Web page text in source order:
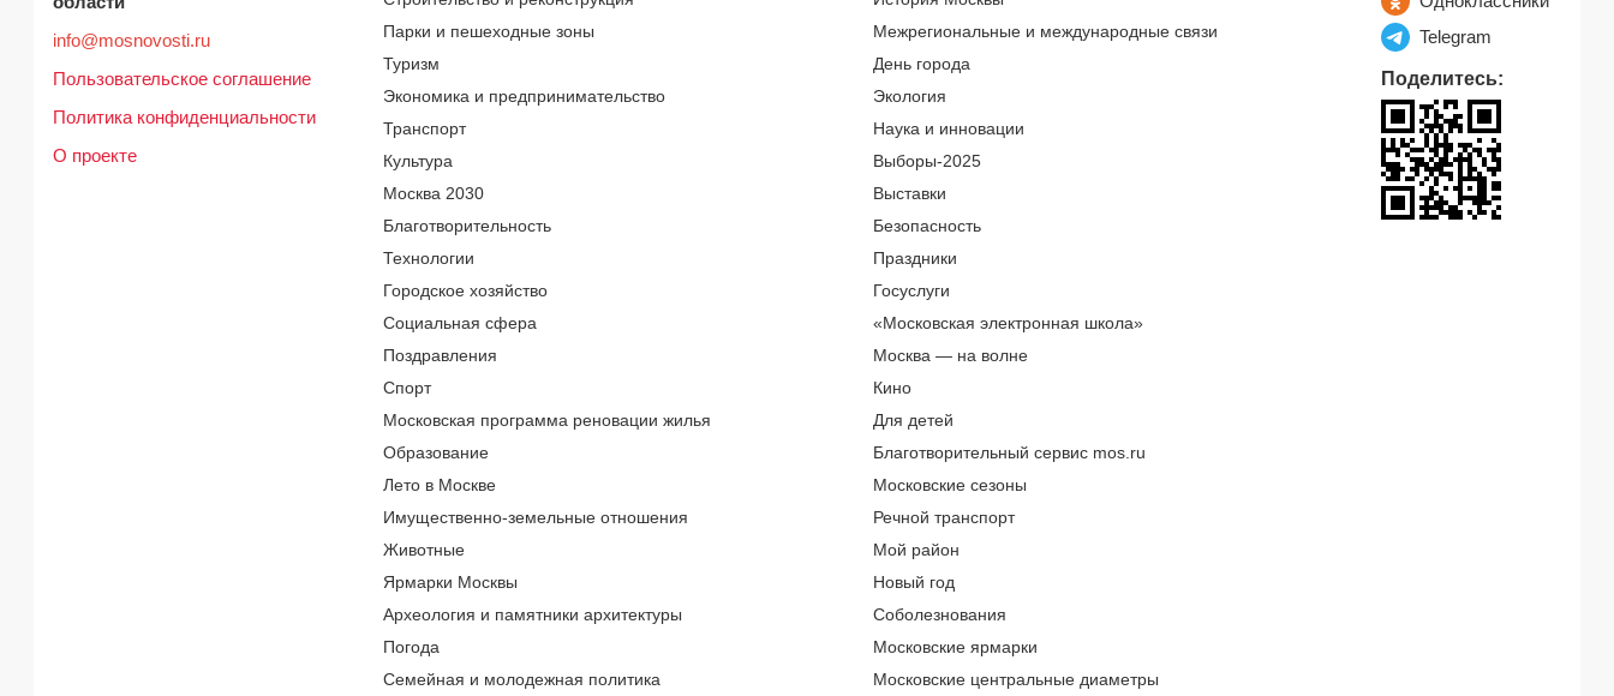
info@mosnovosti.ru
Пользовательское соглашение
Политика конфиденциальности
О проекте
Парки и пешеходные зоны
Туризм
Экономика и предпринимательство
Транспорт
Культура
Москва 2030
Благотворительность
Технологии
Городское хозяйство
Социальная сфера
Поздравления
Спорт
Московская программа реновации жилья
Образование
Лето в Москве
Имущественно-земельные отношения
Животные
Ярмарки Москвы
Археология и памятники архитектуры
Погода
Семейная и молодежная политика
Межрегиональные и международные связи
День города
Экология
Наука и инновации
Выборы-2025
Выставки
Безопасность
Праздники
Госуслуги
«Московская электронная школа»
Москва — на волне
Кино
Для детей
Благотворительный сервис mos.ru
Московские сезоны
Речной транспорт
Мой район
Новый год
Соболезнования
Московские ярмарки
Московские центральные диаметры
Telegram
Поделитесь: